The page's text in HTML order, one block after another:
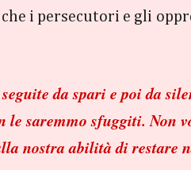
i persecutori e gli
da spari e poi da
le saremmo sfuggiti.
nostra abilità di restare